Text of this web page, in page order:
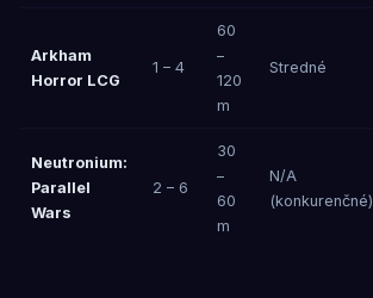
Arkham
Horror LCG
1 – 4
60
–
120
m
Stredné
Neutronium:
Parallel
Wars
2 – 6
30
–
60
m
N/A
(konkurenčné)